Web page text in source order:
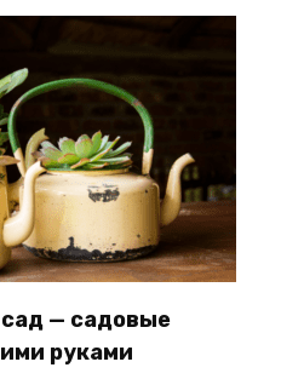
— садовые
руками